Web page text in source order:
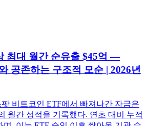
최대 월간 순유출 $45억 —
공존하는 구조적 모순 | 2026년
비트코인 ETF에서 빠져나간 자금은
월간 성적을 기록했다. 연초 대비 누적